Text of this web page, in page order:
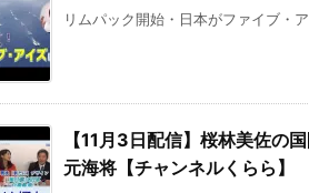
リムパック開始・日本がファイブ
【11月3日配信】桜林美佐の
元海将【チャンネルくらら】